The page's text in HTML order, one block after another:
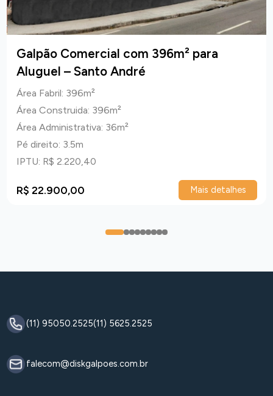
Galpão Comercial com 396m² para
Aluguel – Santo André
Área Fabril: 396m²
Área Construida: 396m²
Área Administrativa: 36m²
Pé direito: 3.5m
IPTU: R$ 2.220,40
R$ 22.900,00 Mais detalhes
0 12345678
(11) 95050.2525(11) 5625.2525
falecom@diskgalpoes.com.br